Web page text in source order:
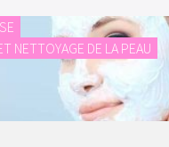
NETTOYAGE DE LA PEAU